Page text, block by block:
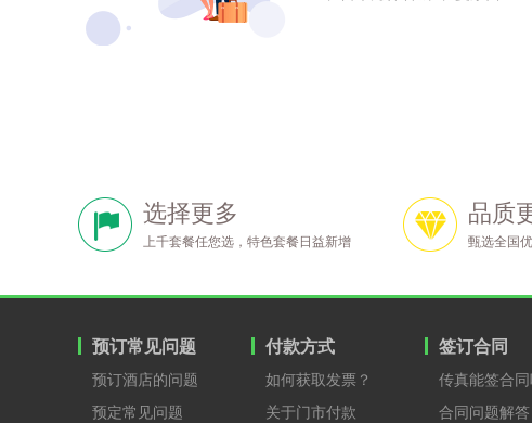
选择更多
上千套餐任您选，特色套餐日益新增
品质
甄选全国
预订常见问题
预订酒店的问题
预定常见问题
付款方式
如何获取发票？
关于门市付款
签订合同
传真能签合同
合同问题解答